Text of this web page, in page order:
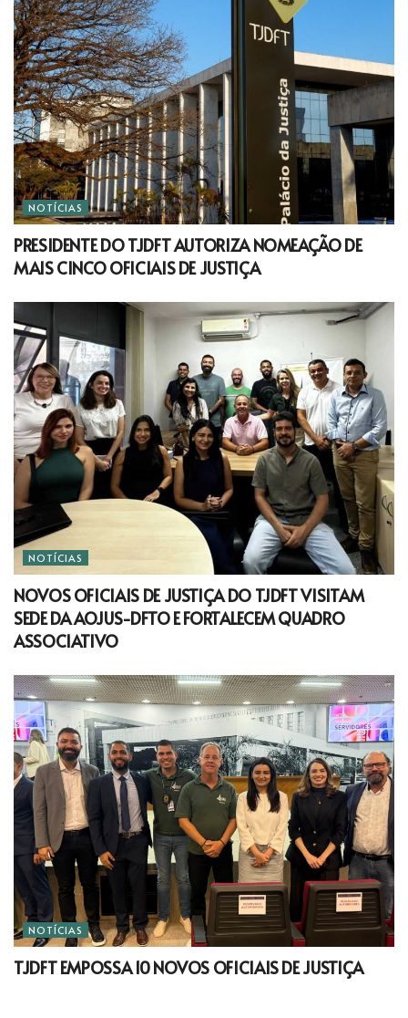
NOTÍCIAS
PRESIDENTE DO TJDFT AUTORIZA NOMEAÇÃO DE
MAIS CINCO OFICIAIS DE JUSTIÇA
NOTÍCIAS
NOVOS OFICIAIS DE JUSTIÇA DO TJDFT VISITAM
SEDE DA AOJUS-DFTO E FORTALECEM QUADRO
ASSOCIATIVO
NOTÍCIAS
TJDFT EMPOSSA 10 NOVOS OFICIAIS DE JUSTIÇA